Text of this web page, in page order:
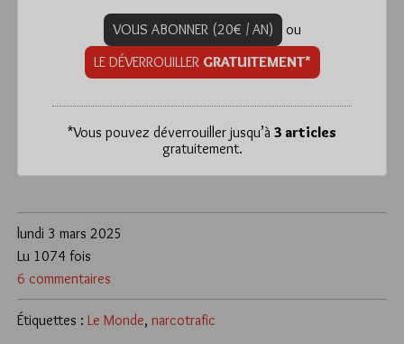
VOUS ABONNER (20€ / AN)
ou
LE DÉVERROUILLER GRATUITEMENT*
*Vous pouvez déverrouiller jusqu’à 3 articles
gratuitement.
lundi 3 mars 2025
6 commentaires
Lu 1074 fois
Étiquettes : Le Monde, narcotrafic